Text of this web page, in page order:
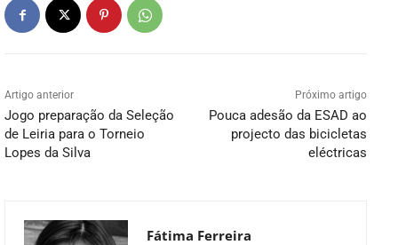
Artigo anterior
Jogo preparação da Seleção
de Leiria para o Torneio
Lopes da Silva
Próximo artigo
Pouca adesão da ESAD ao
projecto das bicicletas
eléctricas
Fátima Ferreira